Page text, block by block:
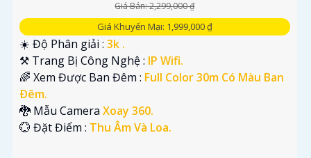
Giá Bán: 2,299,000 ₫
Giá Khuyến Mại: 1,999,000 ₫
☀️ Độ Phân giải : 3k .
⚒ Trang Bị Công Nghệ : IP Wifi.
🌈 Xem Được Ban Đêm : Full Color 30m Có Màu Ban
Ðêm.
🐉️ Mẫu Camera Xoay 360.
️💮 Đặt Điểm : Thu Âm Và Loa.